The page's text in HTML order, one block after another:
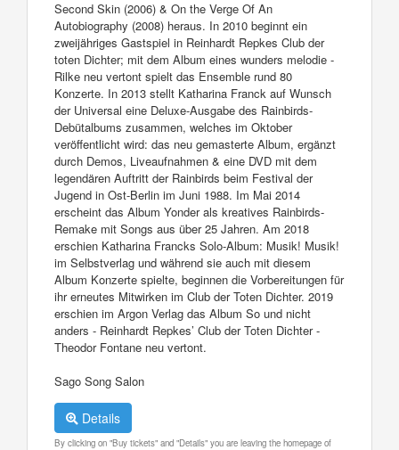
Second Skin (2006) & On the Verge Of An
Autobiography (2008) heraus. In 2010 beginnt ein
zweijähriges Gastspiel in Reinhardt Repkes Club der
toten Dichter; mit dem Album eines wunders melodie -
Rilke neu vertont spielt das Ensemble rund 80
Konzerte. In 2013 stellt Katharina Franck auf Wunsch
der Universal eine Deluxe-Ausgabe des Rainbirds-
Debütalbums zusammen, welches im Oktober
veröffentlicht wird: das neu gemasterte Album, ergänzt
durch Demos, Liveaufnahmen & eine DVD mit dem
legendären Auftritt der Rainbirds beim Festival der
Jugend in Ost-Berlin im Juni 1988. Im Mai 2014
erscheint das Album Yonder als kreatives Rainbirds-
Remake mit Songs aus über 25 Jahren. Am 2018
erschien Katharina Francks Solo-Album: Musik! Musik!
im Selbstverlag und während sie auch mit diesem
Album Konzerte spielte, beginnen die Vorbereitungen für
ihr erneutes Mitwirken im Club der Toten Dichter. 2019
erschien im Argon Verlag das Album So und nicht
anders - Reinhardt Repkes’ Club der Toten Dichter -
Theodor Fontane neu vertont.
Sago Song Salon
Details
By clicking on "Buy tickets" and "Details" you are leaving the homepage of